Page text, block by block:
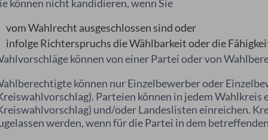
können nicht kandidieren, wenn Sie
vom Wahlrecht ausgeschlossen sind oder
infolge Richterspruchs die Wählbarkeit oder die
können von einer Partei oder von
können nur Einzelbewerber oder
Parteien können in jedem
und/oder Landeslisten einreichen.
werden, wenn für die Partei in dem